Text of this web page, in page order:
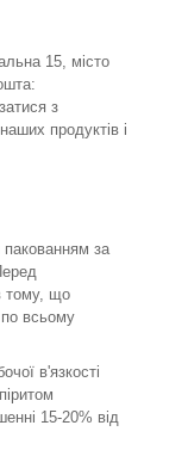
за
тому, що
всьому
в'язкості
15-20% від
15, місто
з
продуктів і